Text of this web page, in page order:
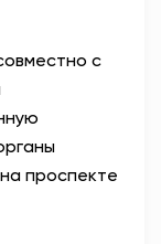
с
проспекте